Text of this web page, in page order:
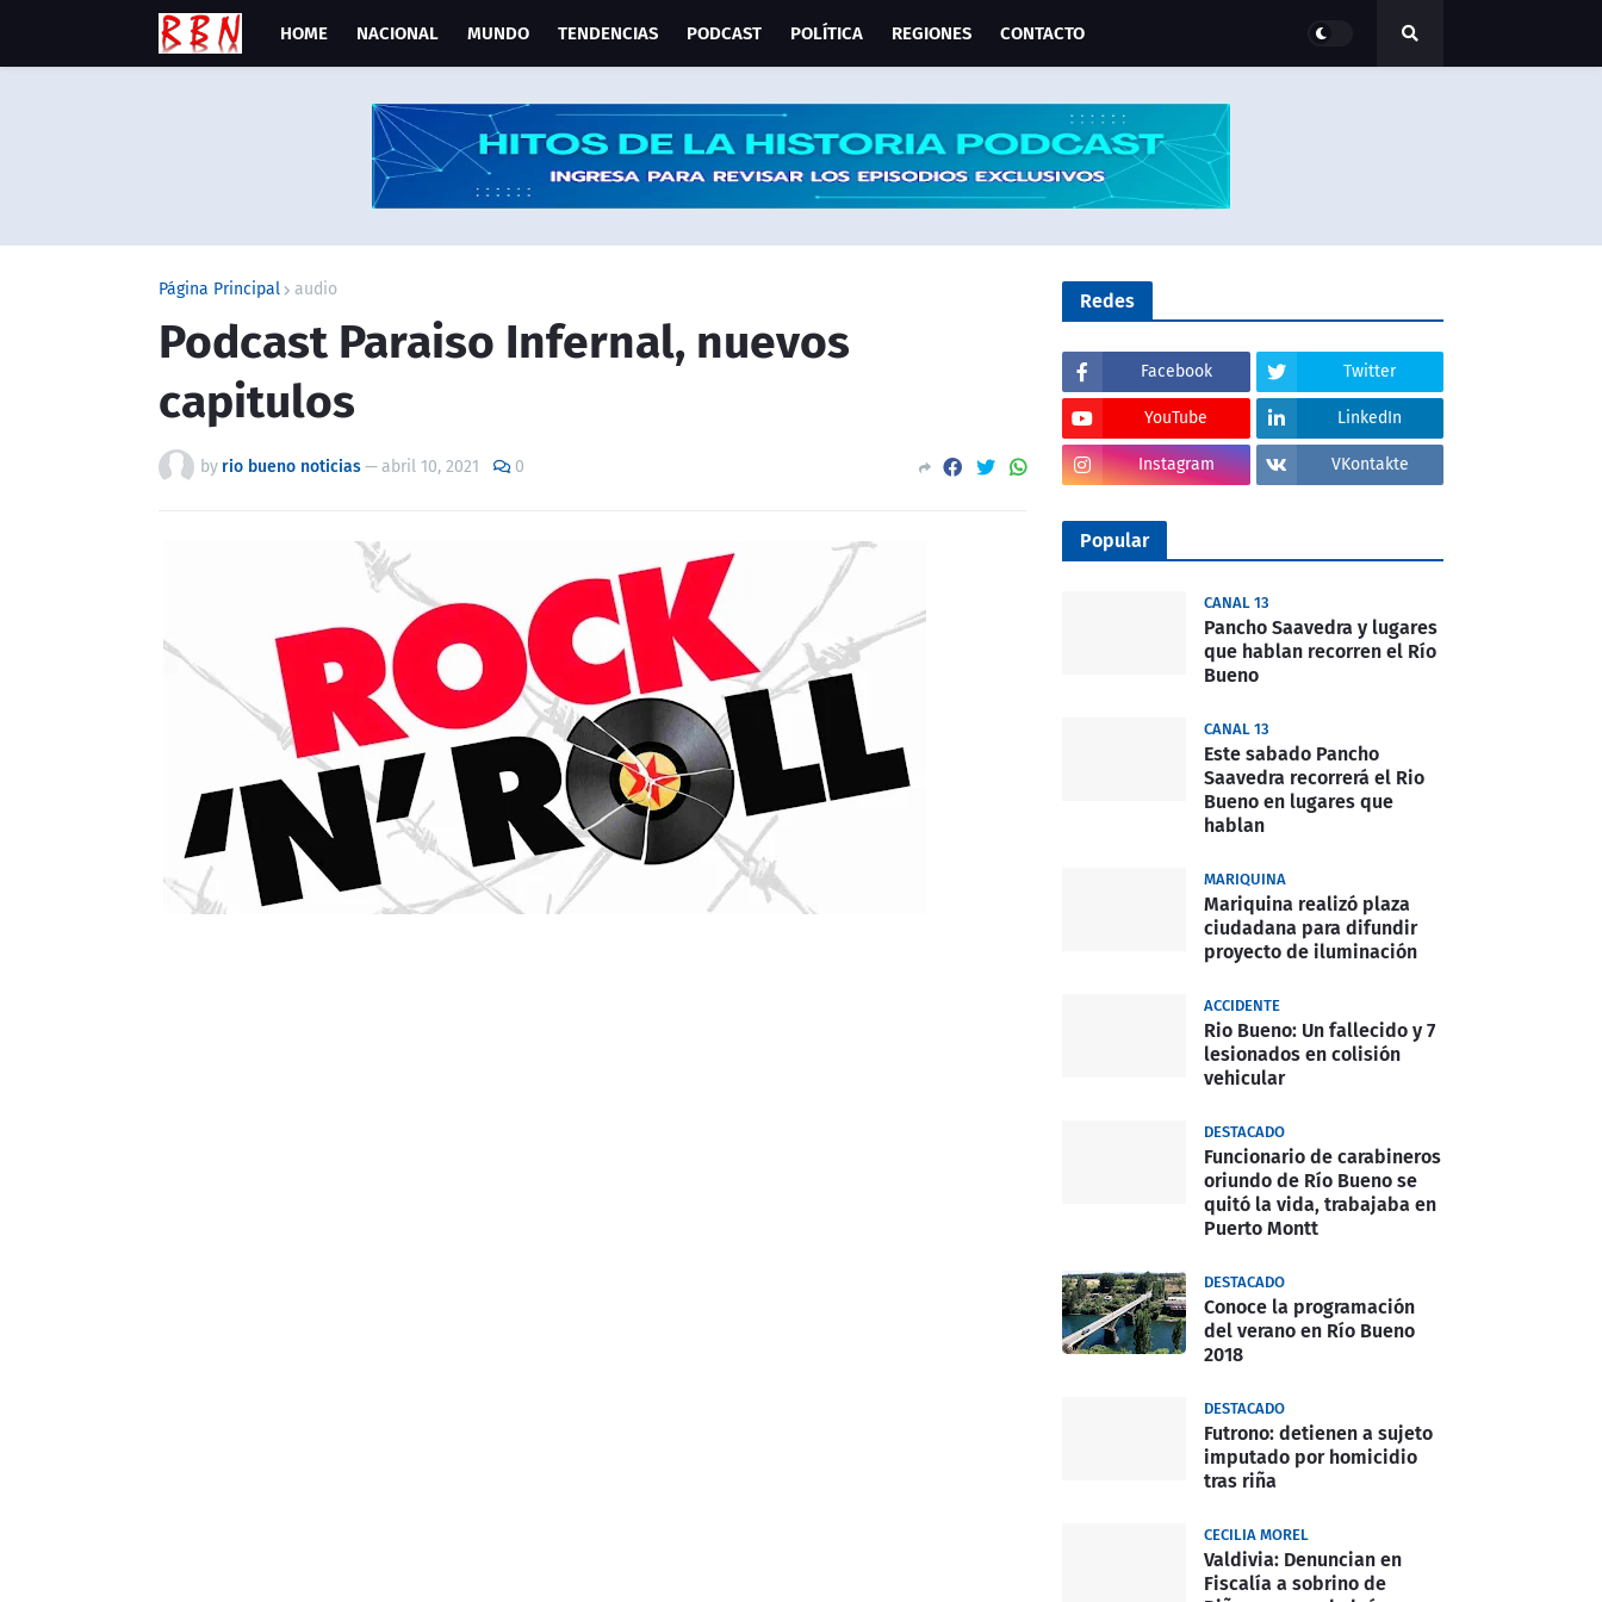
HOME NACIONAL MUNDO TENDENCIAS PODCAST POLÍTICA REGIONES CONTACTO
Página Principal audio
Podcast Paraiso Infernal, nuevos
capitulos
by rio bueno noticias—abril 10, 2021 0
Redes
Facebook Twitter
YouTube LinkedIn
Instagram VKontakte
Popular
CANAL 13
Pancho Saavedra y lugares
que hablan recorren el Río
Bueno
CANAL 13
Este sabado Pancho
Saavedra recorrerá el Rio
Bueno en lugares que
hablan
MARIQUINA
Mariquina realizó plaza
ciudadana para difundir
proyecto de iluminación
ACCIDENTE
Rio Bueno: Un fallecido y 7
lesionados en colisión
vehicular
DESTACADO
Funcionario de carabineros
oriundo de Río Bueno se
quitó la vida, trabajaba en
Puerto Montt
DESTACADO
Conoce la programación
del verano en Río Bueno
2018
DESTACADO
Futrono: detienen a sujeto
imputado por homicidio
tras riña
CECILIA MOREL
Valdivia: Denuncian en
Fiscalía a sobrino de